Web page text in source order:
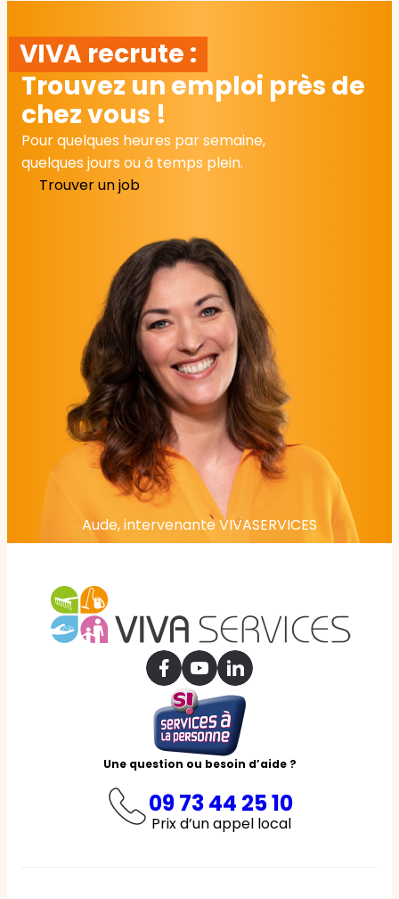
VIVA recrute :
Trouvez un emploi près de
chez vous !
Pour quelques heures par semaine,
quelques jours ou à temps plein.
Trouver un job
Aude, intervenante VIVASERVICES
Une question ou besoin d’aide ?
09 73 44 25 10
Prix d’un appel local